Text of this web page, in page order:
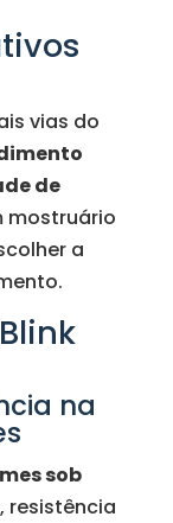
vias do
de
mostruário
a
na
sob
resistência